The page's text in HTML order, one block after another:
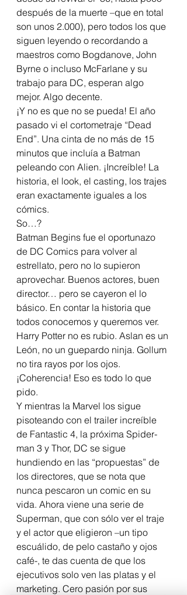
después de la muerte –que en total
son unos 2.000), pero todos los que
siguen leyendo o recordando a
maestros como Bogdanove, John
Byrne o incluso McFarlane y su
trabajo para DC, esperan algo
mejor. Algo decente.
¡Y no es que no se pueda! El año
pasado vi el cortometraje “Dead
End”. Una cinta de no más de 15
minutos que incluía a Batman
peleando con Alien. ¡Increíble! La
historia, el look, el casting, los trajes
eran exactamente iguales a los
cómics.
So…?
Batman Begins fue el oportunazo
de DC Comics para volver al
estrellato, pero no lo supieron
aprovechar. Buenos actores, buen
director… pero se cayeron el lo
básico. En contar la historia que
todos conocemos y queremos ver.
Harry Potter no es rubio. Aslan es un
León, no un guepardo ninja. Gollum
no tira rayos por los ojos.
¡Coherencia! Eso es todo lo que
pido.
Y mientras la Marvel los sigue
pisoteando con el trailer increíble
de Fantastic 4, la próxima Spider-
man 3 y Thor, DC se sigue
hundiendo en las “propuestas” de
los directores, que se nota que
nunca pescaron un comic en su
vida. Ahora viene una serie de
Superman, que con sólo ver el traje
y el actor que eligieron –un tipo
escuálido, de pelo castaño y ojos
café-, te das cuenta de que los
ejecutivos solo ven las platas y el
marketing. Cero pasión por sus